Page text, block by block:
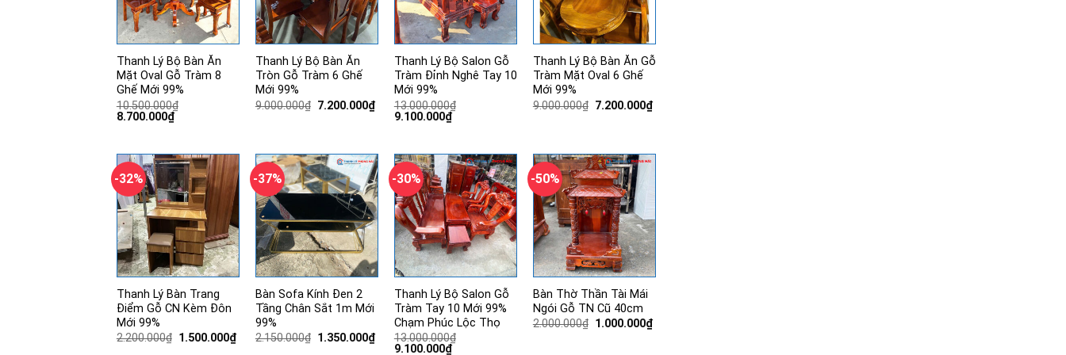
Thanh Lý Bộ Bàn Ăn
Mặt Oval Gỗ Tràm 8
Ghế Mới 99%
10.500.000₫
Giá
8.700.000₫Giá
hiện
8.700.000₫.
Thanh Lý Bộ Bàn Ăn
Tròn Gỗ Tràm 6 Ghế
Mới 99%
9.000.000₫ Giá
7.200.000₫Giá
hiện
Thanh Lý Bộ Salon Gỗ
Tràm Đỉnh Nghê Tay 10
Mới 99%
13.000.000₫
Giá
9.100.000₫Giá
hiện
9.100.000₫.
Thanh Lý Bộ Bàn Ăn Gỗ
Tràm Mặt Oval 6 Ghế
Mới 99%
9.000.000₫ Giá
7.200.000₫Giá
-32%
Thanh Lý Bàn Trang
Điểm Gỗ CN Kèm Đôn
Mới 99%
2.200.000₫ Giá
1.500.000₫Giá
-37%
Bàn Sofa Kính Đen 2
Tầng Chân Sắt 1m Mới
99%
2.150.000₫ Giá
1.350.000₫Giá
hiện
-30%
Thanh Lý Bộ Salon Gỗ
Tràm Tay 10 Mới 99%
Chạm Phúc Lộc Thọ
13.000.000₫
Giá
9.100.000₫Giá
-50%
Bàn Thờ Thần Tài Mái
Ngói Gỗ TN Cũ 40cm
2.000.000₫ Giá
1.000.000₫Giá